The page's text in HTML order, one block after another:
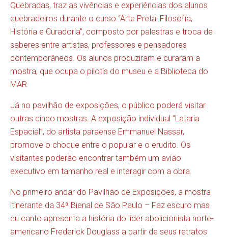
Quebradas, traz as vivências e experiências dos alunos
quebradeiros durante o curso “Arte Preta: Filosofia,
História e Curadoria”, composto por palestras e troca de
saberes entre artistas, professores e pensadores
contemporâneos. Os alunos produziram e curaram a
mostra, que ocupa o pilotis do museu e a Biblioteca do
MAR.
Já no pavilhão de exposições, o público poderá visitar
outras cinco mostras. A exposição individual “Lataria
Espacial”, do artista paraense Emmanuel Nassar,
promove o choque entre o popular e o erudito. Os
visitantes poderão encontrar também um avião
executivo em tamanho real e interagir com a obra.
No primeiro andar do Pavilhão de Exposições, a mostra
itinerante da 34ª Bienal de São Paulo – Faz escuro mas
eu canto apresenta a história do líder abolicionista norte-
americano Frederick Douglass a partir de seus retratos